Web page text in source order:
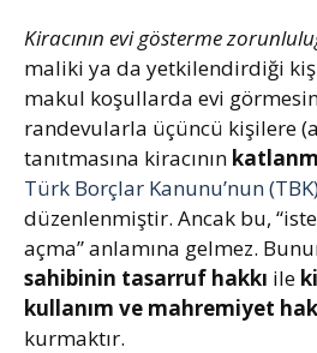
Kiracının evi gösterme
maliki ya da yetkilendirdiği
makul koşullarda evi
randevularla üçüncü kişilere
tanıtmasına kiracının
Türk Borçlar Kanunu’nun
düzenlenmiştir. Ancak bu,
açma” anlamına gelmez.
sahibinin tasarruf hakkı ile
kullanım ve mahremiyet
kurmaktır.